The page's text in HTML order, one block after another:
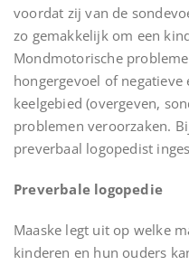
voordat zij van de
zo gemakkelijk om een
Mondmotorische
hongergevoel of
keelgebied (overgeven,
problemen veroorzaken.
preverbaal logopedist
Preverbale logopedie
Maaske legt uit op welke
kinderen en hun ouders